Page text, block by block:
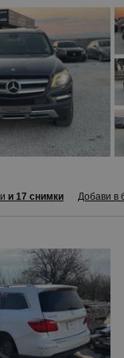
и 17 снимки Добави в